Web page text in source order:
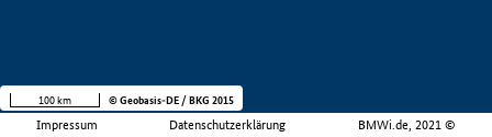
Impressum Datenschutzerklärung BMWi.de, 2021 ©
100 km © Geobasis-DE / BKG 2015